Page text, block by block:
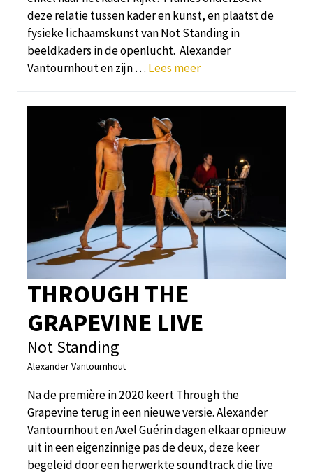
deze relatie tussen kader en kunst, en plaatst de
fysieke lichaamskunst van Not Standing in
beeldkaders in de openlucht. Alexander
Vantournhout en zijn … Lees meer
THROUGH THE
GRAPEVINE LIVE
Not Standing
Alexander Vantournhout
Na de première in 2020 keert Through the
Grapevine terug in een nieuwe versie. Alexander
Vantournhout en Axel Guérin dagen elkaar opnieuw
uit in een eigenzinnige pas de deux, deze keer
begeleid door een herwerkte soundtrack die live